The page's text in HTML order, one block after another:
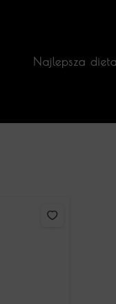
Najlepsza